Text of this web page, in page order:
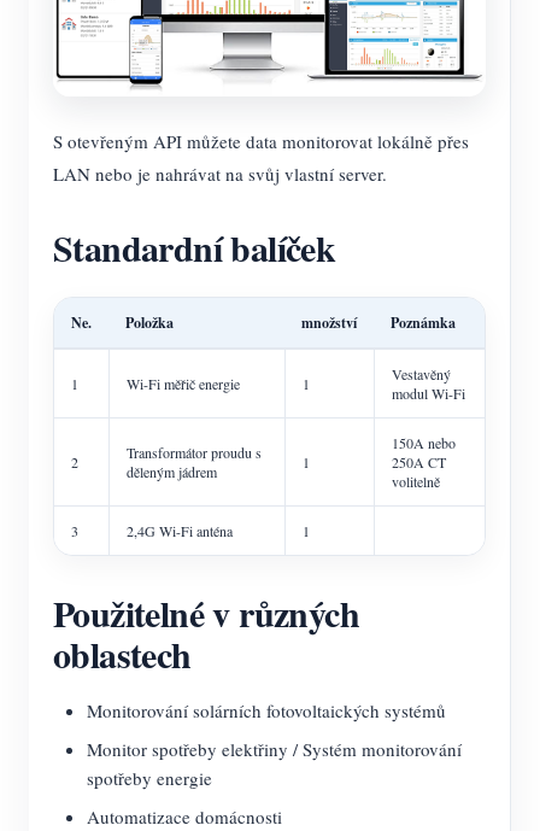
S otevřeným API můžete data monitorovat lokálně přes
LAN nebo je nahrávat na svůj vlastní server.
Standardní balíček
Ne. Položka množství Poznámka
1 Wi-Fi měřič energie 1
Vestavěný
modul Wi-Fi
2
Transformátor proudu s
děleným jádrem
1
150A nebo
250A CT
volitelně
3 2,4G Wi-Fi anténa 1
Použitelné v různých
oblastech
Monitorování solárních fotovoltaických systémů
Monitor spotřeby elektřiny / Systém monitorování
spotřeby energie
Automatizace domácnosti